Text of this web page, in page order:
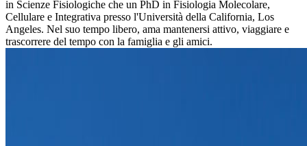
in Scienze Fisiologiche che un PhD in Fisiologia Molecolare,
Cellulare e Integrativa presso l'Università della California, Los
Angeles. Nel suo tempo libero, ama mantenersi attivo, viaggiare e
trascorrere del tempo con la famiglia e gli amici.